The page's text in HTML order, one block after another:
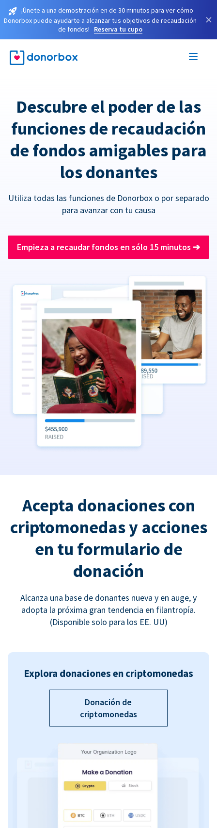
¡Únete a una demostración en de 30 minutos para ver cómo
Donorbox puede ayudarte a alcanzar tus objetivos de recaudación
de fondos!
Reserva tu cupo
×
Descubre el poder de las
funciones de recaudación
de fondos amigables para
los donantes
Utiliza todas las funciones de Donorbox o por separado
para avanzar con tu causa
Empieza a recaudar fondos en sólo 15 minutos ➔
Acepta donaciones con
criptomonedas y acciones
en tu formulario de
donación
Alcanza una base de donantes nueva y en auge, y
adopta la próxima gran tendencia en filantropía.
(Disponible solo para los EE. UU)
Explora donaciones en criptomonedas
Donación de
criptomonedas